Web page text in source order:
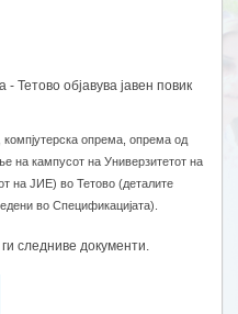
Тетово објавува јавен повик
опрема, опрема од
на кампусот на Универзитетот на
на ЈИЕ) во Тетово (деталите
во Спецификацијата).
следниве документи.